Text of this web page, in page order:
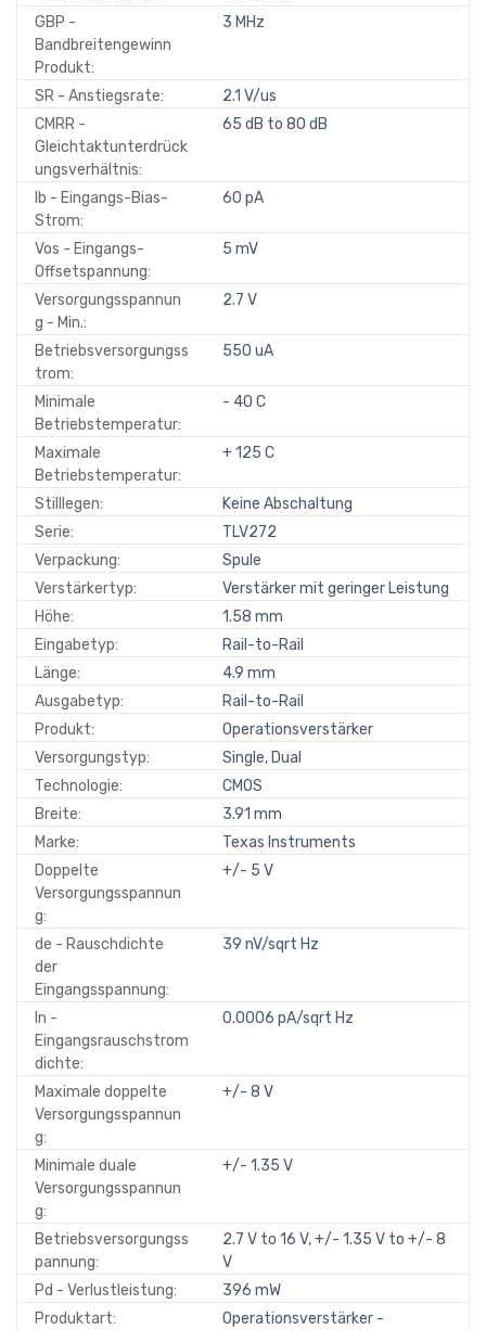
GBP -
Bandbreitengewinn
Produkt:
3 MHz
SR - Anstiegsrate:
2.1 V/us
CMRR -
Gleichtaktunterdrück
ungsverhältnis:
65 dB to 80 dB
Ib - Eingangs-Bias-
Strom:
60 pA
Vos - Eingangs-
Offsetspannung:
5 mV
Versorgungsspannun
g - Min.:
2.7 V
Betriebsversorgungss
trom:
550 uA
Minimale
Betriebstemperatur:
- 40 C
Maximale
Betriebstemperatur:
+ 125 C
Stilllegen:
Keine Abschaltung
Serie:
TLV272
Verpackung:
Spule
Verstärkertyp:
Verstärker mit geringer Leistung
Höhe:
1.58 mm
Eingabetyp:
Rail-to-Rail
Länge:
4.9 mm
Ausgabetyp:
Rail-to-Rail
Produkt:
Operationsverstärker
Versorgungstyp:
Single, Dual
Technologie:
CMOS
Breite:
3.91 mm
Marke:
Texas Instruments
Doppelte
Versorgungsspannun
g:
+/- 5 V
de - Rauschdichte
der
Eingangsspannung:
39 nV/sqrt Hz
In -
Eingangsrauschstrom
dichte:
0.0006 pA/sqrt Hz
Maximale doppelte
Versorgungsspannun
g:
+/- 8 V
Minimale duale
Versorgungsspannun
g:
+/- 1.35 V
Betriebsversorgungss
pannung:
2.7 V to 16 V, +/- 1.35 V to +/- 8
V
Pd - Verlustleistung:
396 mW
Produktart:
Operationsverstärker -